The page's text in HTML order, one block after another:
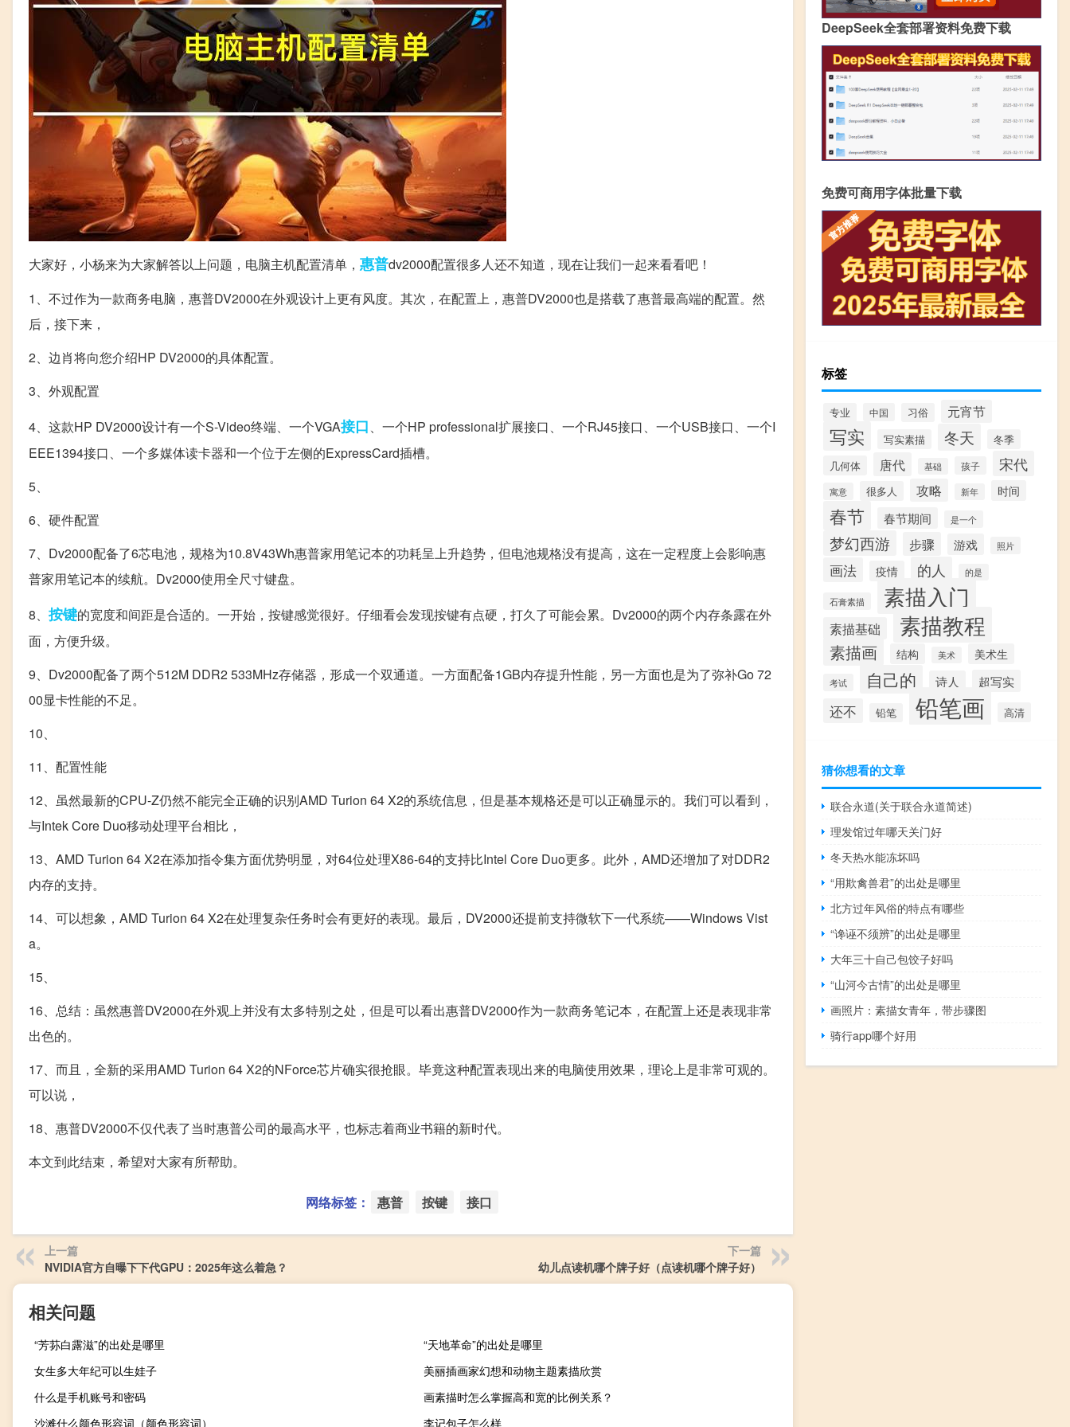
大家好，小杨来为大家解答以上问题，电脑主机配置清单， 惠普dv2000配置很多人还不知道，现在让我们一起来看看吧！
1、不过作为一款商务电脑，惠普DV2000在外观设计上更有风度。其次，在配置上，惠普DV2000也是搭载了惠普最高端的配置。然
后，接下来，
2、边肖将向您介绍HP DV2000的具体配置。
3、外观配置
4、这款HP DV2000设计有一个S-Video终端、一个VGA接口 、一个HP professional扩展接口、一个RJ45接口、一个USB接口、一个I
EEE1394接口、一个多媒体读卡器和一个位于左侧的ExpressCard插槽。
5、
6、硬件配置
7、Dv2000配备了6芯电池，规格为10.8V43Wh惠普家用笔记本的功耗呈上升趋势，但电池规格没有提高，这在一定程度上会影响惠
普家用笔记本的续航。Dv2000使用全尺寸键盘。
8、 按键的宽度和间距是合适的。一开始，按键感觉很好。仔细看会发现按键有点硬，打久了可能会累。Dv2000的两个内存条露在外
面，方便升级。
9、Dv2000配备了两个512M DDR2 533MHz存储器，形成一个双通道。一方面配备1GB内存提升性能，另一方面也是为了弥补Go 72
00显卡性能的不足。
10、
11、配置性能
12、虽然最新的CPU-Z仍然不能完全正确的识别AMD Turion 64 X2的系统信息，但是基本规格还是可以正确显示的。我们可以看到，
与Intek Core Duo移动处理平台相比，
13、AMD Turion 64 X2在添加指令集方面优势明显，对64位处理X86-64的支持比Intel Core Duo更多。此外，AMD还增加了对DDR2
内存的支持。
14、可以想象，AMD Turion 64 X2在处理复杂任务时会有更好的表现。最后，DV2000还提前支持微软下一代系统——Windows Vist
a。
15、
16、总结：虽然惠普DV2000在外观上并没有太多特别之处，但是可以看出惠普DV2000作为一款商务笔记本，在配置上还是表现非常
出色的。
17、而且，全新的采用AMD Turion 64 X2的NForce芯片确实很抢眼。毕竟这种配置表现出来的电脑使用效果，理论上是非常可观的。
可以说，
18、惠普DV2000不仅代表了当时惠普公司的最高水平，也标志着商业书籍的新时代。
本文到此结束，希望对大家有所帮助。
网络标签： 惠普 按键 接口
上一篇
NVIDIA官方自曝下下代GPU：2025年这么着急？
下一篇
幼儿点读机哪个牌子好（点读机哪个牌子好）
相关问题
“芳荪白露滋”的出处是哪里
“天地革命”的出处是哪里
女生多大年纪可以生娃子
美丽插画家幻想和动物主题素描欣赏
什么是手机账号和密码
画素描时怎么掌握高和宽的比例关系？
沙滩什么颜色形容词（颜色形容词）
李记包子怎么样
DeepSeek全套部署资料免费下载
免费可商用字体批量下载
标签
专业 中国 习俗 元宵节
写实 写实素描 冬天
冬季
几何体
唐代 基础 孩子 宋代
寓意 很多人 攻略 新年 时间
春节 春节期间 是一个
梦幻西游 步骤 游戏 照片
画法 疫情 的人 的是
石膏素描 素描入门
素描基础 素描教程
素描画 结构 美术 美术生
考试 自己的 诗人 超写实
还不 铅笔 铅笔画 高清
猜你想看的文章
联合永道(关于联合永道简述)
理发馆过年哪天关门好
冬天热水能冻坏吗
“用欺禽兽君”的出处是哪里
北方过年风俗的特点有哪些
“谗诬不须辨”的出处是哪里
大年三十自己包饺子好吗
“山河今古情”的出处是哪里
画照片：素描女青年，带步骤图
骑行app哪个好用